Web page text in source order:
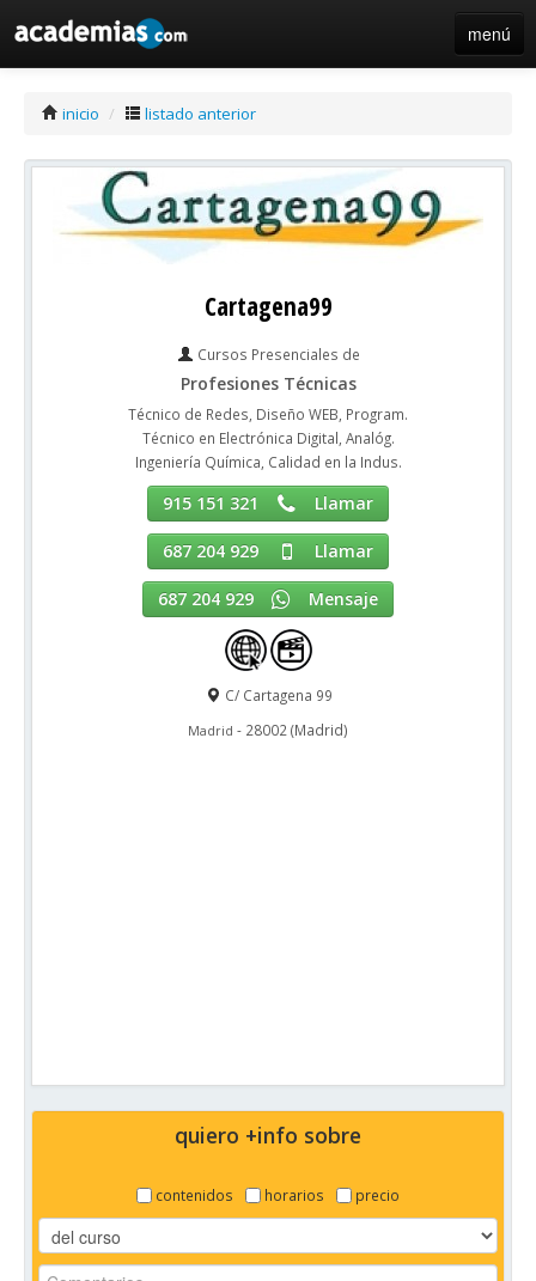
menú
inicio / listado anterior
Cartagena99
Cursos Presenciales de
Profesiones Técnicas
Técnico de Redes, Diseño WEB, Program.
Técnico en Electrónica Digital, Analóg.
Ingeniería Química, Calidad en la Indus.
915 151 321 Llamar
687 204 929 Llamar
687 204 929 Mensaje
C/ Cartagena 99
Madrid - 28002 (Madrid)
quiero +info sobre
contenidos horarios precio